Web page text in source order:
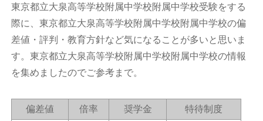
東京都立大泉高等学校附属中学校附属中学校受験をする
際に、東京都立大泉高等学校附属中学校附属中学校の偏
差値・評判・教育方針など気になることが多いと思いま
す。東京都立大泉高等学校附属中学校附属中学校の情報
を集めましたのでご参考まで。
偏差値 倍率 奨学金 特待制度